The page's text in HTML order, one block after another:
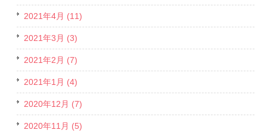
2021年4月 (11)
2021年3月 (3)
2021年2月 (7)
2021年1月 (4)
2020年12月 (7)
2020年11月 (5)